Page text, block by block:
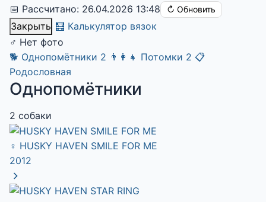
📅 Рассчитано: 26.04.2026 13:48
↻ Обновить
Закрыть 🧮 Калькулятор вязок
♂ Нет фото
🐕 Однопомётники 2 👨‍👩‍👧 Потомки 2 📋
Родословная
Однопомётники
2 собаки
♀ HUSKY HAVEN SMILE FOR ME
2012